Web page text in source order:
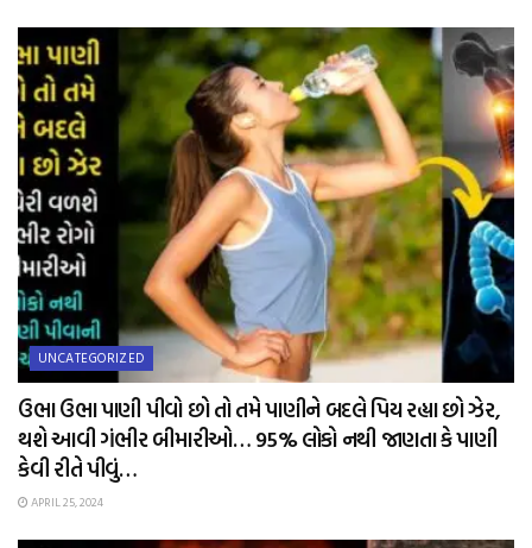
UNCATEGORIZED
ઉભા ઉભા પાણી પીવો છો તો તમે પાણીને બદલે પિય રહ્યા છો ઝેર,
થશે આવી ગંભીર બીમારીઓ… 95% લોકો નથી જાણતા કે પાણી
કેવી રીતે પીવું…
APRIL 25, 2024